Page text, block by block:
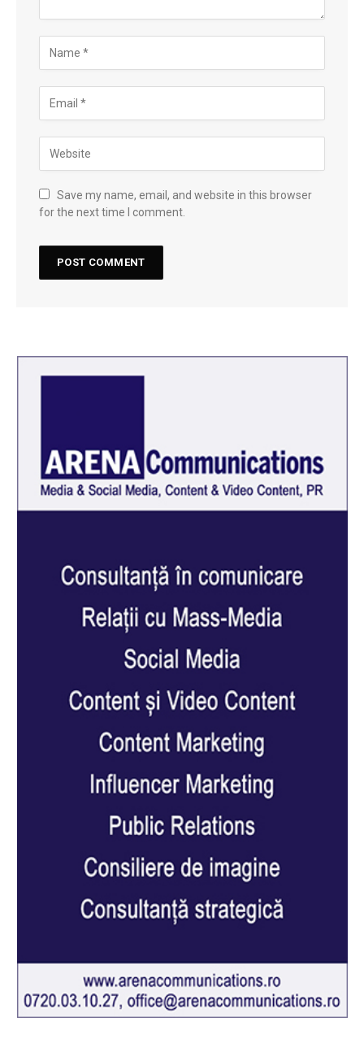
Save my name, email, and website in this browser
for the next time I comment.